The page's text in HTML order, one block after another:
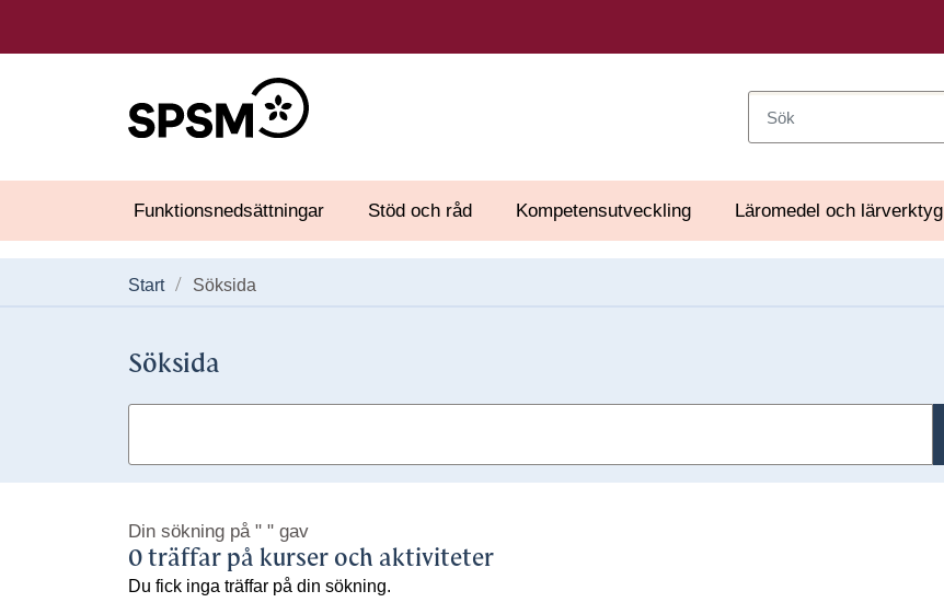
Funktionsnedsättningar Stöd och råd Kompetensutveckling Läromedel och lärverktyg
Start Söksida
Söksida
Din sökning på " " gav
0 träffar på kurser och aktiviteter
Du fick inga träffar på din sökning.